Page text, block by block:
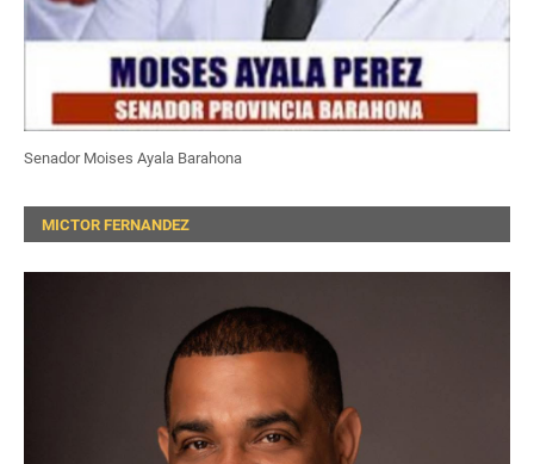
Senador Moises Ayala Barahona
MICTOR FERNANDEZ